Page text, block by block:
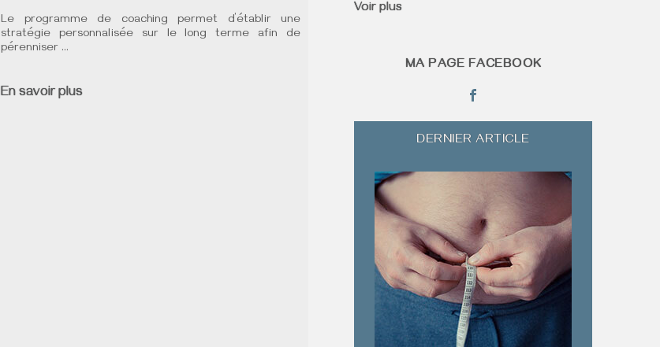
Le programme de coaching permet d’établir une
stratégie personnalisée sur le long terme afin de
pérenniser …
En savoir plus
Voir plus
MA PAGE FACEBOOK
DERNIER ARTICLE